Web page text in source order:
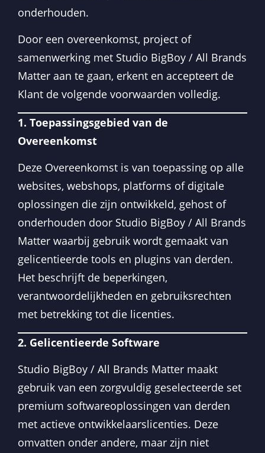
onderhouden.
Door een overeenkomst, project of
samenwerking met Studio BigBoy / All Brands
Matter aan te gaan, erkent en accepteert de
Klant de volgende voorwaarden volledig.
1. Toepassingsgebied van de
Overeenkomst
Deze Overeenkomst is van toepassing op alle
websites, webshops, platforms of digitale
oplossingen die zijn ontwikkeld, gehost of
onderhouden door Studio BigBoy / All Brands
Matter waarbij gebruik wordt gemaakt van
gelicentieerde tools en plugins van derden.
Het beschrijft de beperkingen,
verantwoordelijkheden en gebruiksrechten
met betrekking tot die licenties.
2. Gelicentieerde Software
Studio BigBoy / All Brands Matter maakt
gebruik van een zorgvuldig geselecteerde set
premium softwareoplossingen van derden
met actieve ontwikkelaarslicenties. Deze
omvatten onder andere, maar zijn niet